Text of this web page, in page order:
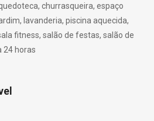
churrasqueira, espaço
lavanderia, piscina aquecida,
fitness, salão de festas, salão de
24 horas